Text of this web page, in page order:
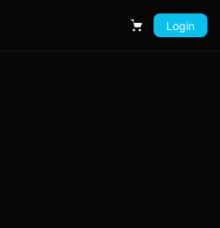
Carrito
Login